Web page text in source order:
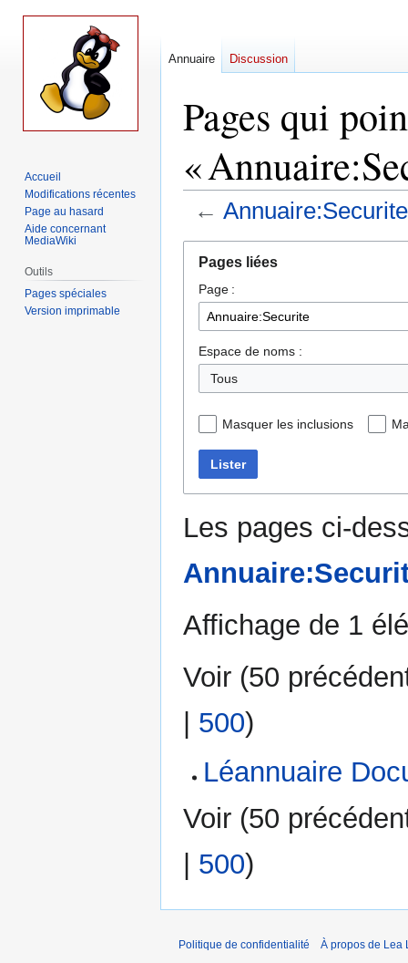
Pages qui
«
← Annuaire:Securite
navigation
recherche
Pages liées
Page :
Espace de noms :
Tous
Masquer les inclusions
Lister
Les pages ci-
Affichage de 1
Voir (50
| 500)
Léannuaire
Voir (50
500)
Annuaire Discussion
Accueil
Modifications récentes
Page au hasard
Aide concernant
MediaWiki
Outils
Pages spéciales
Version imprimable
Politique de confidentialité À propos de Lea